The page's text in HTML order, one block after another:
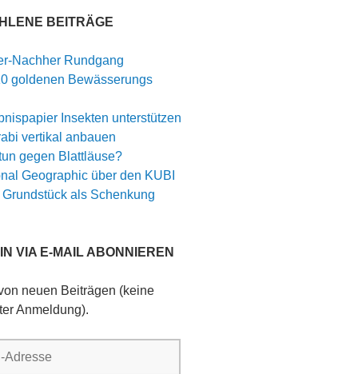
BEITRÄGE
Nachher Rundgang
goldenen Bewässerungs
Insekten unterstützen
vertikal anbauen
gegen Blattläuse?
Geographic über den KUBI
Grundstück als Schenkung
VIA E-MAIL ABONNIEREN
neuen Beiträgen (keine
Anmeldung).